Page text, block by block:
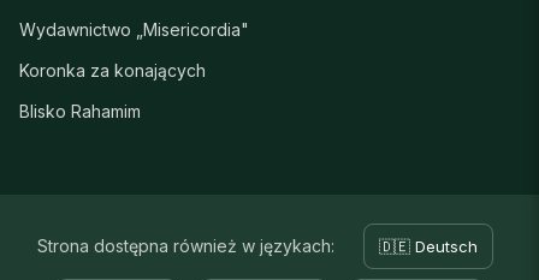
Wydawnictwo „Misericordia"
Koronka za konających
Blisko Rahamim
Strona dostępna również w językach: 🇩🇪 Deutsch